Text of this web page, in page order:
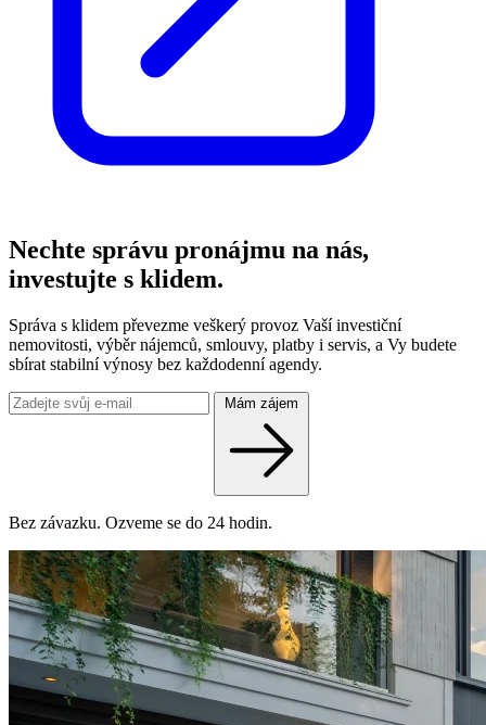
Nechte správu pronájmu na nás,
investujte s klidem.
Správa s klidem převezme veškerý provoz Vaší investiční
nemovitosti, výběr nájemců, smlouvy, platby i servis, a Vy budete
sbírat stabilní výnosy bez každodenní agendy.
Mám zájem
Bez závazku. Ozveme se do 24 hodin.